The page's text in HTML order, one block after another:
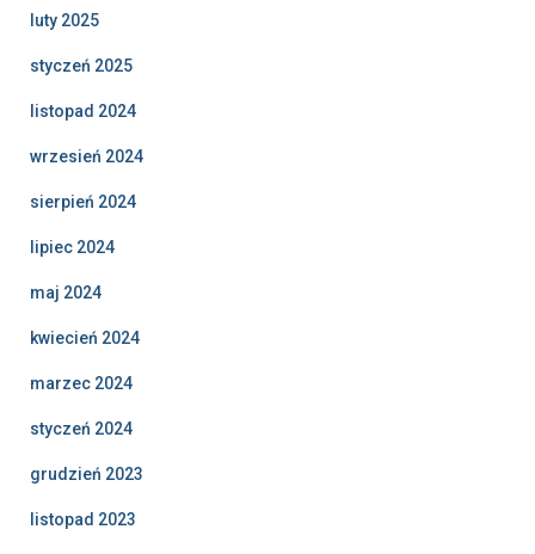
luty 2025
styczeń 2025
listopad 2024
wrzesień 2024
sierpień 2024
lipiec 2024
maj 2024
kwiecień 2024
marzec 2024
styczeń 2024
grudzień 2023
listopad 2023